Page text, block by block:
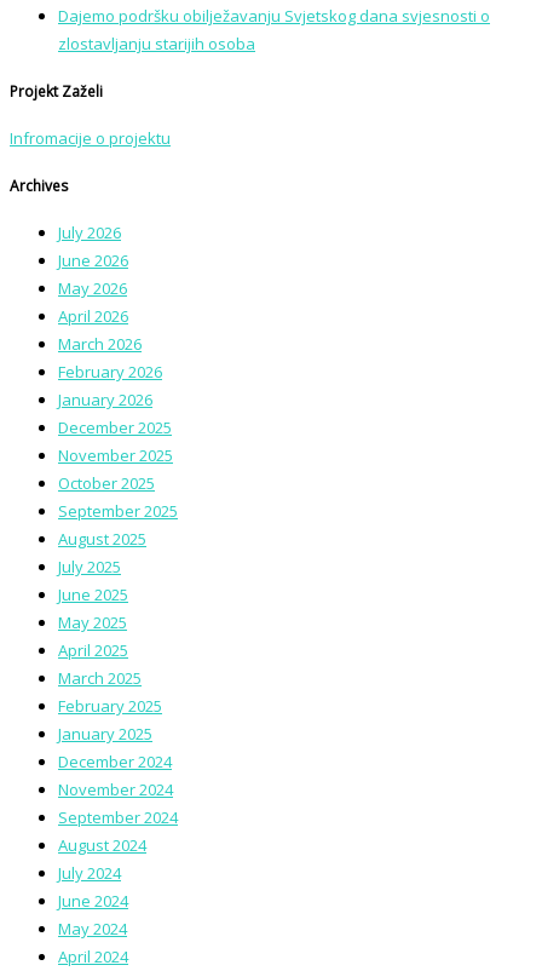
Dajemo podršku obilježavanju Svjetskog dana svjesnosti o
zlostavljanju starijih osoba
Projekt Zaželi
Infromacije o projektu
Archives
July 2026
June 2026
May 2026
April 2026
March 2026
February 2026
January 2026
December 2025
November 2025
October 2025
September 2025
August 2025
July 2025
June 2025
May 2025
April 2025
March 2025
February 2025
January 2025
December 2024
November 2024
September 2024
August 2024
July 2024
June 2024
May 2024
April 2024